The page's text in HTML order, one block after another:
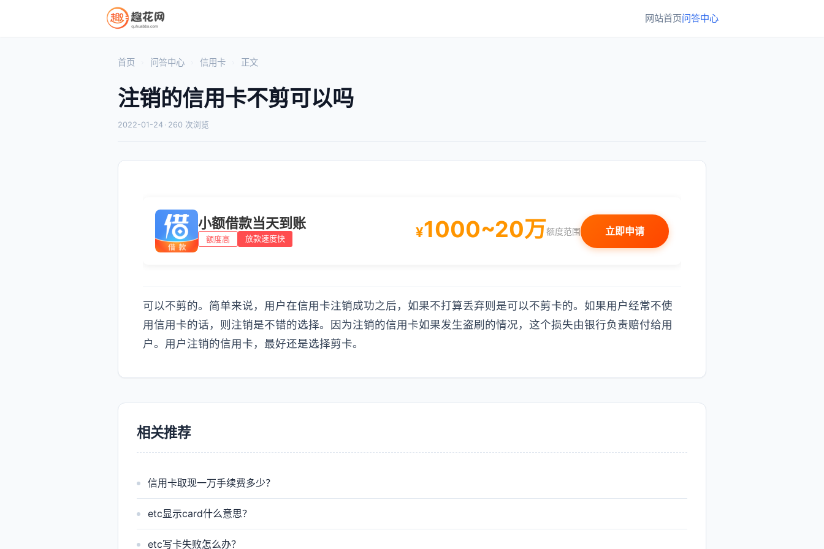
网站首页问答中心
首页 问答中心 信用卡 正文
注销的信用卡不剪可以吗
2022-01-24 · 260 次浏览
小额借款当天到账
额度高 放款速度快 ¥1000~20万额度范围 立即申请
可以不剪的。简单来说，用户在信用卡注销成功之后，如果不打算丢弃则是可以不剪卡的。如果用户经常不使
用信用卡的话，则注销是不错的选择。因为注销的信用卡如果发生盗刷的情况，这个损失由银行负责赔付给用
户。用户注销的信用卡，最好还是选择剪卡。
相关推荐
信用卡取现一万手续费多少？
etc显示card什么意思？
etc写卡失败怎么办？